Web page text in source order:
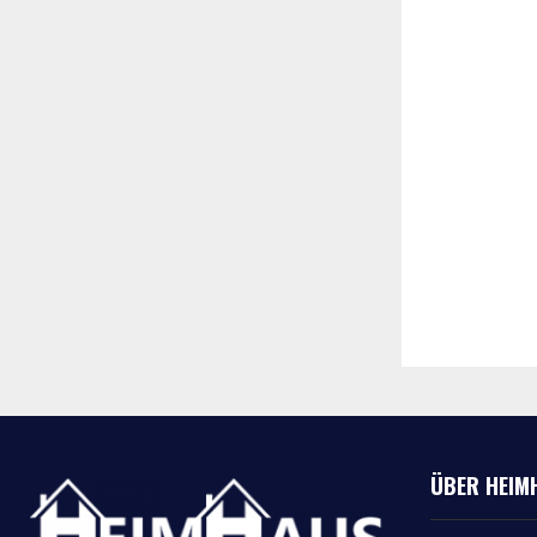
ÜBER